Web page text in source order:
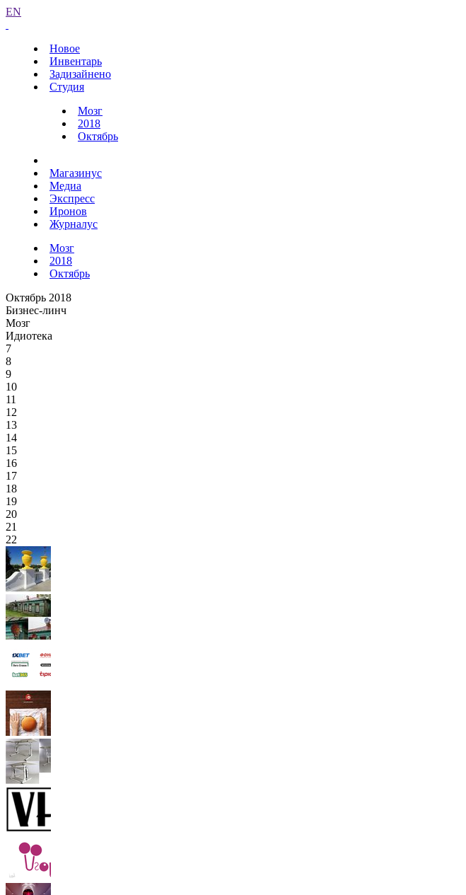
EN
Новое
Инвентарь
Задизайнено
Студия
Мозг
2018
Октябрь
Магазинус
Медиа
Экспресс
Иронов
Журналус
Мозг
2018
Октябрь
Октябрь 2018
Бизнес-линч
Мозг
Идиотека
7
8
9
10
11
12
13
14
15
16
17
18
19
20
21
22